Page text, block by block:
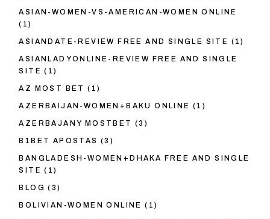
ASIAN-WOMEN-VS-AMERICAN-WOMEN ONLINE
(1)
ASIANDATE-REVIEW FREE AND SINGLE SITE (1)
ASIANLADYONLINE-REVIEW FREE AND SINGLE
SITE (1)
AZ MOST BET (1)
AZERBAIJAN-WOMEN+BAKU ONLINE (1)
AZERBAJANY MOSTBET (3)
B1BET APOSTAS (3)
BANGLADESH-WOMEN+DHAKA FREE AND SINGLE
SITE (1)
BLOG (3)
BOLIVIAN-WOMEN ONLINE (1)